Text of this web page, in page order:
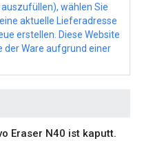
wählen Sie
aktuelle Lieferadresse
erstellen. Diese Website
Ware aufgrund einer
Eraser N40 ist kaputt.